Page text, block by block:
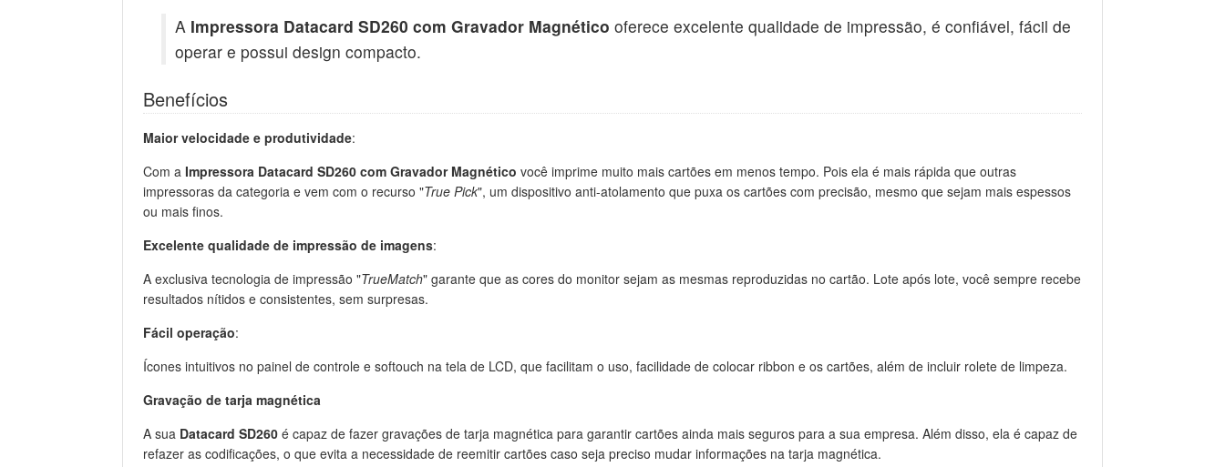
A Impressora Datacard SD260 com Gravador Magnético oferece excelente qualidade de impressão, é confiável, fácil de
operar e possui design compacto.
Benefícios
Maior velocidade e produtividade:
Com aImpressora Datacard SD260 com Gravador Magnético você imprime muito mais cartões em menos tempo. Pois ela é mais rápida que outras
impressoras da categoria e vem com o recurso "True Pick", um dispositivo anti-atolamento que puxa os cartões com precisão, mesmo que sejam mais espessos
ou mais finos.
Excelente qualidade de impressão de imagens:
A exclusiva tecnologia de impressão "TrueMatch" garante que as cores do monitor sejam as mesmas reproduzidas no cartão. Lote após lote, você sempre recebe
resultados nítidos e consistentes, sem surpresas.
Fácil operação:
Ícones intuitivos no painel de controle e softouch na tela de LCD, que facilitam o uso, facilidade de colocar ribbon e os cartões, além de incluir rolete de limpeza.
Gravação de tarja magnética
A sua Datacard SD260é capaz de fazer gravações de tarja magnética para garantir cartões ainda mais seguros para a sua empresa. Além disso, ela é capaz de
refazer as codificações, o que evita a necessidade de reemitir cartões caso seja preciso mudar informações na tarja magnética.